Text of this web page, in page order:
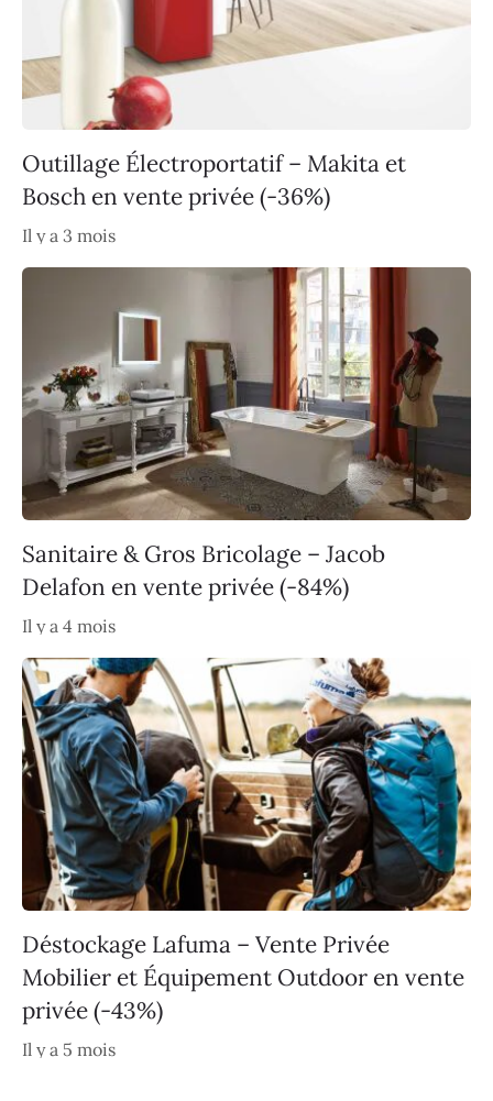
Outillage Électroportatif – Makita et
Bosch en vente privée (-36%)
Il y a 3 mois
Sanitaire & Gros Bricolage – Jacob
Delafon en vente privée (-84%)
Il y a 4 mois
Déstockage Lafuma – Vente Privée
Mobilier et Équipement Outdoor en vente
privée (-43%)
Il y a 5 mois